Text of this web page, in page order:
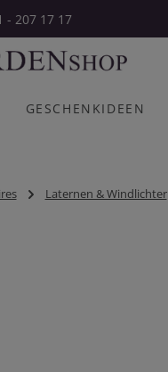
- 207 17 17
GESCHENKIDEEN
Laternen & Windlichter